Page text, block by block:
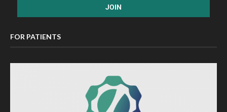
FOR PATIENTS